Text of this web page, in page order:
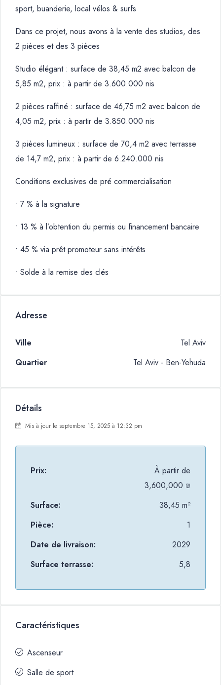
sport, buanderie, local vélos & surfs
Dans ce projet, nous avons à la vente des studios, des
2 pièces et des 3 pièces
Studio élégant : surface de 38,45 m2 avec balcon de
5,85 m2, prix : à partir de 3.600.000 nis
2 pièces raffiné : surface de 46,75 m2 avec balcon de
4,05 m2, prix : à partir de 3.850.000 nis
3 pièces lumineux : surface de 70,4 m2 avec terrasse
de 14,7 m2, prix : à partir de 6.240.000 nis
Conditions exclusives de pré commercialisation
• 7 % à la signature
• 13 % à l’obtention du permis ou financement bancaire
• 45 % via prêt promoteur sans intérêts
• Solde à la remise des clés
Adresse
Ville
Tel Aviv
Quartier
Tel Aviv - Ben-Yehuda
Détails
Mis à jour le septembre 15, 2025 à 12:32 pm
Prix:
À partir de
3,600,000 ₪
Surface:
38,45 m²
Pièce:
1
Date de livraison:
2029
Surface terrasse:
5,8
Caractéristiques
Ascenseur
Salle de sport